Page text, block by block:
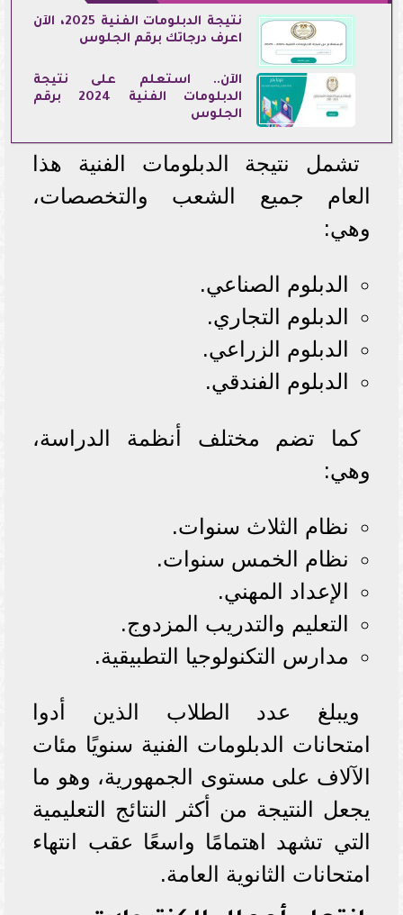
نتيجة الدبلومات الفنية 2025، الآن
اعرف درجاتك برقم الجلوس
الآن.. استعلم على نتيجة
الدبلومات الفنية 2024 برقم
الجلوس
تشمل نتيجة الدبلومات الفنية هذا
العام جميع الشعب والتخصصات،
وهي:
الدبلوم الصناعي.
الدبلوم التجاري.
الدبلوم الزراعي.
الدبلوم الفندقي.
كما تضم مختلف أنظمة الدراسة،
وهي:
نظام الثلاث سنوات.
نظام الخمس سنوات.
الإعداد المهني.
التعليم والتدريب المزدوج.
مدارس التكنولوجيا التطبيقية.
ويبلغ عدد الطلاب الذين أدوا
امتحانات الدبلومات الفنية سنويًا مئات
الآلاف على مستوى الجمهورية، وهو ما
يجعل النتيجة من أكثر النتائج التعليمية
التي تشهد اهتمامًا واسعًا عقب انتهاء
امتحانات الثانوية العامة.